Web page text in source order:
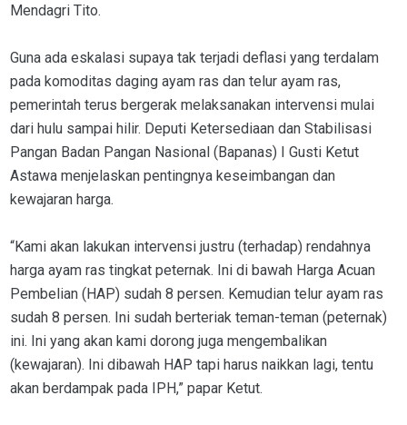
Mendagri Tito.
Guna ada eskalasi supaya tak terjadi deflasi yang terdalam
pada komoditas daging ayam ras dan telur ayam ras,
pemerintah terus bergerak melaksanakan intervensi mulai
dari hulu sampai hilir. Deputi Ketersediaan dan Stabilisasi
Pangan Badan Pangan Nasional (Bapanas) I Gusti Ketut
Astawa menjelaskan pentingnya keseimbangan dan
kewajaran harga.
“Kami akan lakukan intervensi justru (terhadap) rendahnya
harga ayam ras tingkat peternak. Ini di bawah Harga Acuan
Pembelian (HAP) sudah 8 persen. Kemudian telur ayam ras
sudah 8 persen. Ini sudah berteriak teman-teman (peternak)
ini. Ini yang akan kami dorong juga mengembalikan
(kewajaran). Ini dibawah HAP tapi harus naikkan lagi, tentu
akan berdampak pada IPH,” papar Ketut.